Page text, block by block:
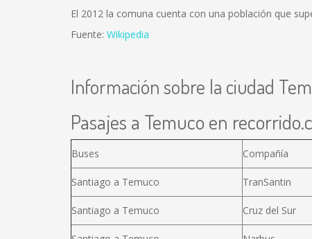
El 2012 la comuna cuenta con una población que
Fuente: Wikipedia
Información sobre la ciudad
Pasajes a Temuco en
Buses Compañía
Santiago a Temuco TranSantin
Santiago a Temuco Cruz del Sur